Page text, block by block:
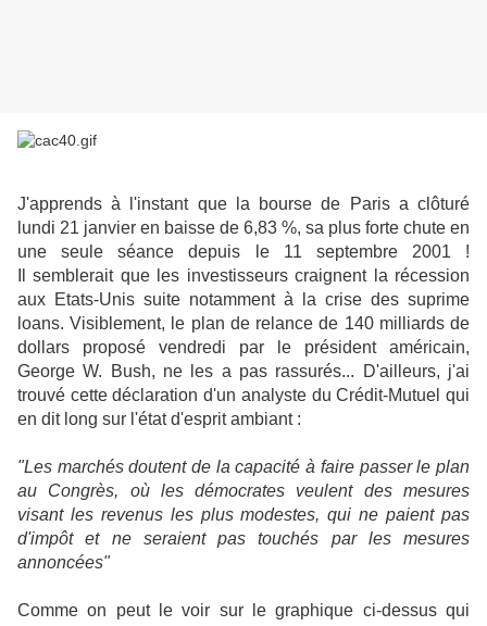
J'apprends à l'instant que la bourse de Paris a clôturé
lundi 21 janvier en baisse de 6,83 %, sa plus forte chute en
une seule séance depuis le 11 septembre 2001 !
Il semblerait que les investisseurs craignent la récession
aux Etats-Unis suite notamment à la crise des suprime
loans. Visiblement, le plan de relance de 140 milliards de
dollars proposé vendredi par le président américain,
George W. Bush, ne les a pas rassurés... D'ailleurs, j'ai
trouvé cette déclaration d'un analyste du Crédit-Mutuel qui
en dit long sur l'état d'esprit ambiant :
"Les marchés doutent de la capacité à faire passer le plan
au Congrès, où les démocrates veulent des mesures
visant les revenus les plus modestes, qui ne paient pas
d'impôt et ne seraient pas touchés par les mesures
annoncées"
Comme on peut le voir sur le graphique ci-dessus qui